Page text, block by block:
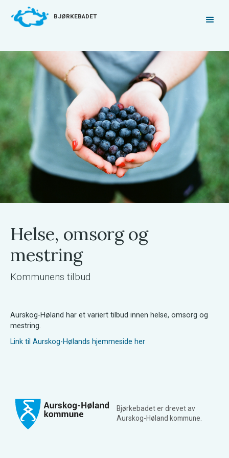
BJØRKEBADET
Helse, omsorg og
mestring
Kommunens tilbud
Aurskog-Høland har et variert tilbud innen helse, omsorg og
mestring.
Link til Aurskog-Hølands hjemmeside her
Bjørkebadet er drevet av
Aurskog-Høland kommune.